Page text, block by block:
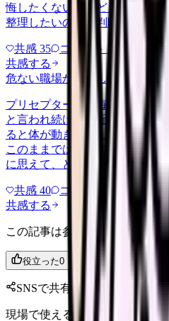
悔したくないけれど、このま
整理したいので、判断材料の集…
共感 35 コメント
共感する
危ない職場か判断してほしい
プリセプターから毎日のように
と言われ続け、最近は職場が
ると体が動きません。食事も喉
このままでは壊れてしまう気が
に思えて、どうすればいいのか
共感 40 コメント 2
共感する
この記事は参考になりましたか？
役立った0 参考になった 0
SNSで共有
現場で使えるポイントを、同